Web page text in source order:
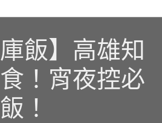
庫飯】高雄知
！宵夜控必
！